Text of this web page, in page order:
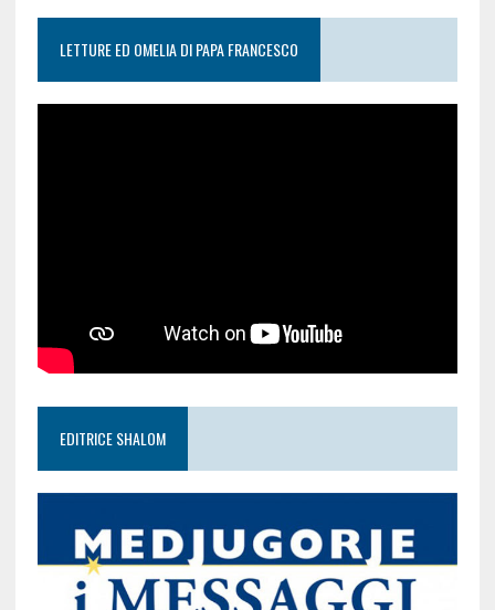
LETTURE ED OMELIA DI PAPA FRANCESCO
EDITRICE SHALOM